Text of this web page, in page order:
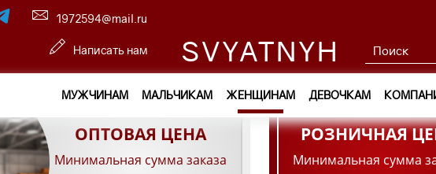
1972594@mail.ru
Написать нам SVYATNYH
МУЖЧИНАМ МАЛЬЧИКАМ ЖЕНЩИНАМ ДЕВОЧКАМ
ОПТОВАЯ ЦЕНА
Минимальная сумма заказа
РОЗНИЧНАЯ
Минимальная сумма